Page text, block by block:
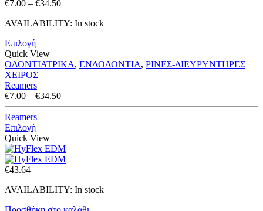
€7.00 – €34.50Price
€7.00
AVAILABILITY: In stock
Επιλογή
Quick View
ΟΔΟΝΤΙΑΤΡΙΚΑ, ΕΝΔΟΔΟΝΤΙΑ, ΡΙΝΕΣ-ΔΙΕΥΡΥΝΤΗΡΕΣ
ΧΕΙΡΟΣ
Reamers
€7.00 – €34.50Price
range:
Reamers
Επιλογή
Quick View
€43.64
AVAILABILITY: In stock